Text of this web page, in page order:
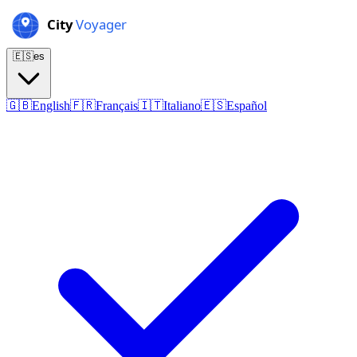
🇪🇸es
🇬🇧English🇫🇷Français🇮🇹Italiano🇪🇸Español